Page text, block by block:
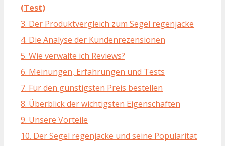
(Test)
3. Der Produktvergleich zum Segel regenjacke
4. Die Analyse der Kundenrezensionen
5. Wie verwalte ich Reviews?
6. Meinungen, Erfahrungen und Tests
7. Für den günstigsten Preis bestellen
8. Überblick der wichtigsten Eigenschaften
9. Unsere Vorteile
10. Der Segel regenjacke und seine Popularität